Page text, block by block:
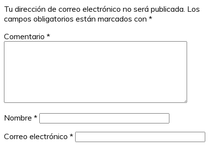
Tu dirección de correo electrónico no será publicada. Los
campos obligatorios están marcados con *
Comentario *
Nombre *
Correo electrónico *